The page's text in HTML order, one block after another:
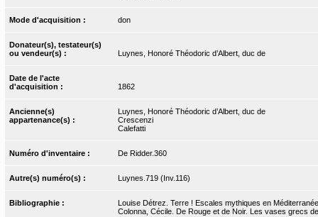
Mode d'acquisition : don
Donateur(s), testateur(s)
ou vendeur(s) :
Luynes, Honoré Théodoric d’Albert, duc de
Date de l'acte
d'acquisition :
1862
Ancienne(s)
appartenance(s) :
Luynes, Honoré Théodoric d’Albert, duc de
Crescenzi
Calefatti
Numéro d'inventaire : De Ridder.360
Autre(s) numéro(s) : Luynes.719 (Inv.116)
Bibliographie :
Louise Détrez. Terre ! Escales mythiques en
Colonna, Cécile. De Rouge et de Noir. Les vases grecs